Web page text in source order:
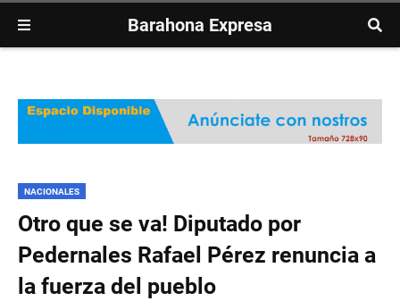
Barahona Expresa
NACIONALES
Otro que se va! Diputado por
Pedernales Rafael Pérez renuncia a
la fuerza del pueblo